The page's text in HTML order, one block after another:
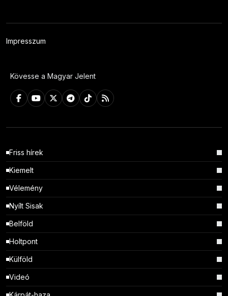
Impresszum
Kövesse a Magyar Jelent
Friss hírek
Kiemelt
Vélemény
Nyílt Sisak
Belföld
Holtpont
Külföld
Videó